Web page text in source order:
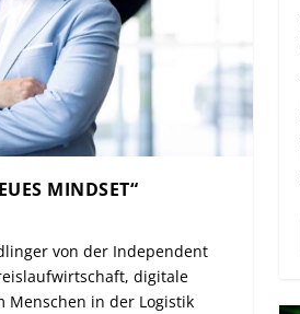
MINDSET“
von der Independent
digitale
Menschen in der Logistik